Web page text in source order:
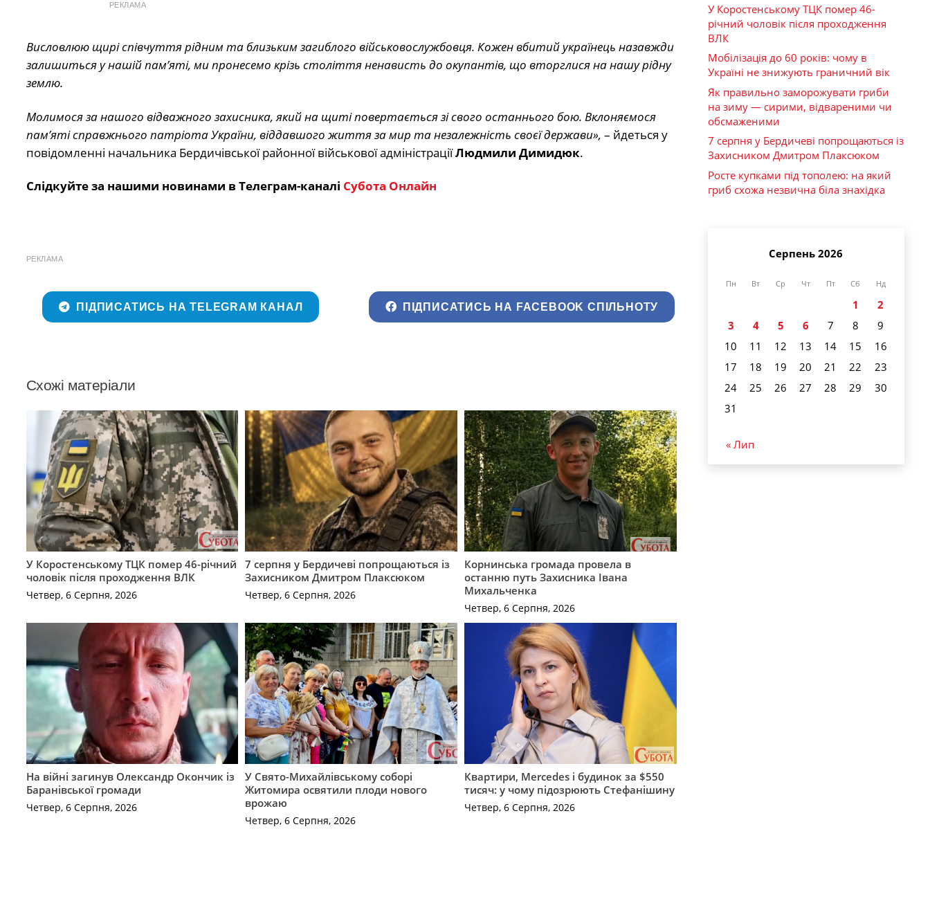
РЕКЛАМА
Висловлюю щирі співчуття рідним та близьким загиблого військовослужбовця. Кожен вбитий українець назавжди
залишиться у нашій пам’яті, ми пронесемо крізь століття ненависть до окупантів, що вторглися на нашу рідну
землю.
Молимося за нашого відважного захисника, який на щиті повертається зі свого останнього бою. Вклоняємося
пам’яті справжнього патріота України, віддавшого життя за мир та незалежність своєї держави», – йдеться у
повідомленні начальника Бердичівської районної військової адміністраціїЛюдмили Димидюк.
Слідкуйте за нашими новинами в Телеграм-каналі Субота Онлайн
РЕКЛАМА
ПІДПИСАТИСЬ НА TELEGRAM КАНАЛ ПІДПИСАТИСЬ НА FACEBOOK СПІЛЬНОТУ
Схожі матеріали
У Коростенському ТЦК помер 46-річний
чоловік після проходження ВЛК
Четвер, 6 Серпня, 2026
7 серпня у Бердичеві попрощаються із
Захисником Дмитром Плаксюком
Четвер, 6 Серпня, 2026
Корнинська громада провела в
останню путь Захисника Івана
Михальченка
Четвер, 6 Серпня, 2026
На війні загинув Олександр Окончик із
Баранівської громади
Четвер, 6 Серпня, 2026
У Свято-Михайлівському соборі
Житомира освятили плоди нового
врожаю
Четвер, 6 Серпня, 2026
Квартири, Mercedes і будинок за $550
тисяч: у чому підозрюють Стефанішину
Четвер, 6 Серпня, 2026
У Коростенському ТЦК помер 46-
річний чоловік після проходження
ВЛК
Мобілізація до 60 років: чому в
Україні не знижують граничний вік
Як правильно заморожувати гриби
на зиму — сирими, відвареними чи
обсмаженими
7 серпня у Бердичеві попрощаються із
Захисником Дмитром Плаксюком
Росте купками під тополею: на який
гриб схожа незвична біла знахідка
Серпень 2026
Пн Вт Ср Чт Пт Сб Нд
1
2
3
4 5 6 7 8
9
10
11 12 13 14 15
16
17
18 19 20 21 22
23
24
25 26 27 28 29
30
31
« Лип